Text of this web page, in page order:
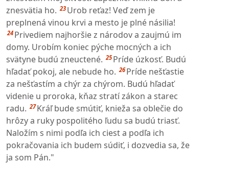
znesvätia ho. 23 Urob reťaz! Veď zem je
preplnená vinou krvi a mesto je plné násilia!
24 Privediem najhoršie z národov a zaujmú im
domy. Urobím koniec pýche mocných a ich
svätyne budú zneuctené. 25 Príde úzkosť. Budú
hľadať pokoj, ale nebude ho. 26 Príde nešťastie
za nešťastím a chýr za chýrom. Budú hľadať
videnie u proroka, kňaz stratí zákon a starec
radu. 27 Kráľ bude smútiť, knieža sa oblečie do
hrôzy a ruky pospolitého ľudu sa budú triasť.
Naložím s nimi podľa ich ciest a podľa ich
pokračovania ich budem súdiť, i dozvedia sa, že
ja som Pán."